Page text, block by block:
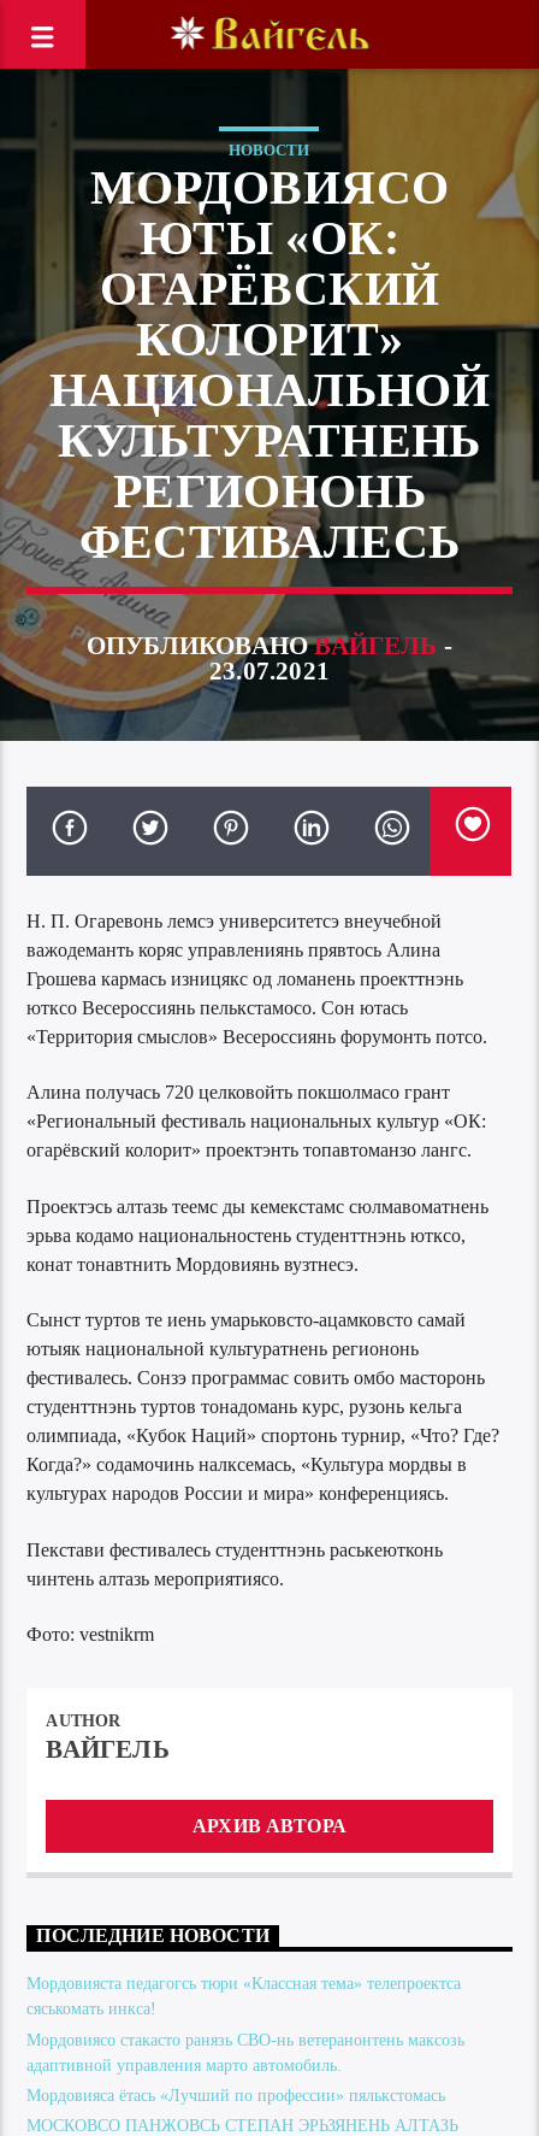
НОВОСТИ
МОРДОВИЯСО
ЮТЫ «ОК:
ОГАРЁВСКИЙ
КОЛОРИТ»
НАЦИОНАЛЬНОЙ
КУЛЬТУРАТНЕНЬ
РЕГИОНОНЬ
ФЕСТИВАЛЕСЬ
ОПУБЛИКОВАНОВАЙГЕЛЬ -
23.07.2021
Н. П. Огаревонь лемсэ университетсэ внеучебной
важодеманть коряс управлениянь прявтось Алина
Грошева кармась изницякс од ломанень проекттнэнь
ютксо Весероссиянь пелькстамосо. Сон ютась
«Территория смыслов» Весероссиянь форумонть потсо.
Алина получась 720 целковойть покшолмасо грант
«Региональный фестиваль национальных культур «ОК:
огарёвский колорит» проектэнть топавтоманзо лангс.
Проектэсь алтазь теемс ды кемекстамс сюлмавоматнень
эрьва кодамо национальностень студенттнэнь ютксо,
конат тонавтнить Мордовиянь вузтнесэ.
Сынст туртов те иень умарьковсто-ацамковсто самай
ютыяк национальной культуратнень региононь
фестивалесь. Сонзэ программас совить омбо масторонь
студенттнэнь туртов тонадомань курс, рузонь кельга
олимпиада, «Кубок Наций» спортонь турнир, «Что? Где?
Когда?» содамочинь налксемась, «Культура мордвы в
культурах народов России и мира» конференциясь.
Пекстави фестивалесь студенттнэнь раськеютконь
чинтень алтазь мероприятиясо.
Фото: vestnikrm
AUTHOR
ВАЙГЕЛЬ
АРХИВ АВТОРА
ПОСЛЕДНИЕ НОВОСТИ
Мордовияста педагогсь тюри «Классная тема» телепроектса
сяськомать инкса!
Мордовиясо стакасто ранязь СВО-нь ветеранонтень максозь
адаптивной управления марто автомобиль.
Мордовияса ётась «Лучший по профессии» пялькстомась
МОСКОВСО ПАНЖОВСЬ СТЕПАН ЭРЬЗЯНЕНЬ АЛТАЗЬ